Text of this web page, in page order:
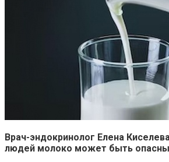
Врач-эндокринолог Елена
людей молоко может быть